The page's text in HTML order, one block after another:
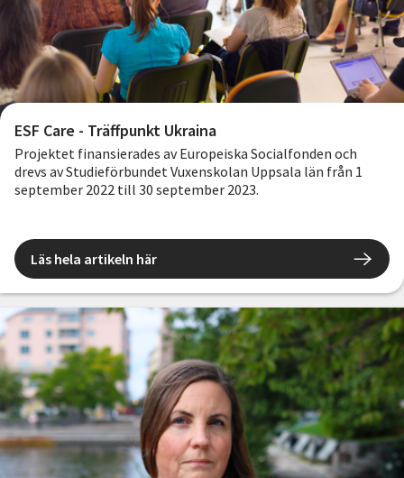
ESF Care - Träffpunkt Ukraina
Projektet finansierades av Europeiska Socialfonden och
drevs av Studieförbundet Vuxenskolan Uppsala län från 1
september 2022 till 30 september 2023.
flyktingar i Uppsala län som omfattas av
massflyktsdirektivet att ta sig in på den svenska
arbetsmarknaden och bli socialt delaktiga samt med hänsyn
till deras psykiska hälsa.
Syftet med CARE Träffpunkt Ukraina har varit att skapa
verksamhet för ukrainska flyktingar som är öppen för alla
och kombinerar språkträning, sociala aktiviteter/gruppstöd,
samhällsorientering, nätverkande och
arbetsmarknadsåtgärder.
Projektets övergripande mål var att fler kvinnor och män
som omfattas av EU:s massflyktsdirektiv får ta del av
insatser för att stärka sin ställning på arbetsmarknaden och
övergå till arbete eller utbildning alternativt förflyttar sig
Läs hela artikeln här